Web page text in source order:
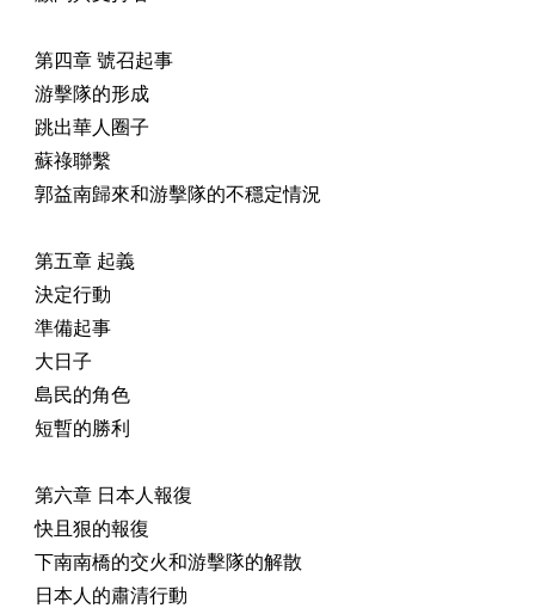
第四章 號召起事
游擊隊的形成
跳出華人圈子
蘇祿聯繫
郭益南歸來和游擊隊的不穩定情況
第五章 起義
決定行動
準備起事
大日子
島民的角色
短暫的勝利
第六章 日本人報復
快且狠的報復
下南南橋的交火和游擊隊的解散
日本人的肅清行動